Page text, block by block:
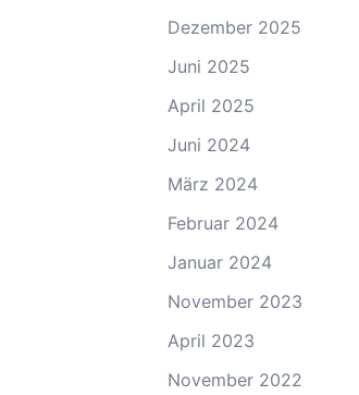
Dezember 2025
Juni 2025
April 2025
Juni 2024
März 2024
Februar 2024
Januar 2024
November 2023
April 2023
November 2022